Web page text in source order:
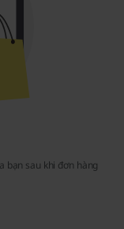
bạn sau khi đơn hàng